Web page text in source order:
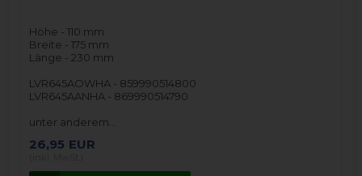
Höhe - 110 mm
Breite - 175 mm
Länge - 230 mm
LVR645AOWHA - 859990514800
LVR645AANHA - 869990514790
unter anderem…
26,95 EUR